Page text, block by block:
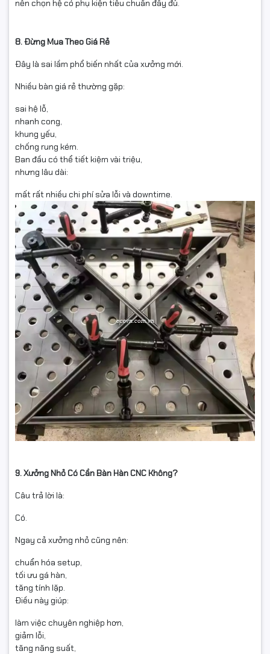
nên chọn hệ có phụ kiện tiêu chuẩn đầy đủ.
8. Đừng Mua Theo Giá Rẻ
Đây là sai lầm phổ biến nhất của xưởng mới.
Nhiều bàn giá rẻ thường gặp:
sai hệ lỗ,
nhanh cong,
khung yếu,
chống rung kém.
Ban đầu có thể tiết kiệm vài triệu,
nhưng lâu dài:
mất rất nhiều chi phí sửa lỗi và downtime.
9. Xưởng Nhỏ Có Cần Bàn Hàn CNC Không?
Câu trả lời là:
Có.
Ngay cả xưởng nhỏ cũng nên:
chuẩn hóa setup,
tối ưu gá hàn,
tăng tính lặp.
Điều này giúp:
làm việc chuyên nghiệp hơn,
giảm lỗi,
tăng năng suất,